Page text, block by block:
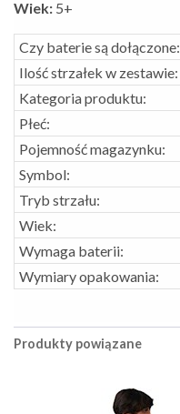
Wiek: 5+
Czy baterie są dołączone:
Ilość strzałek w zestawie:
Kategoria produktu:
Płeć:
Pojemność magazynku:
Symbol:
Tryb strzału:
Wiek:
Wymaga baterii:
Wymiary opakowania:
Produkty powiązane